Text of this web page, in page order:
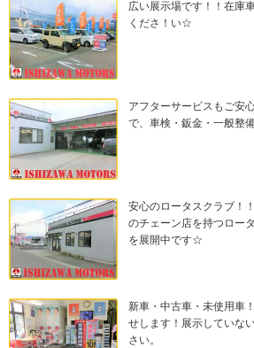
広い展示場です！！在庫
くださ！い☆
アフターサービスもご安
で、車検・鈑金・一般整
安心のロータスクラブ！
のチェーン店を持つロー
を展開中です☆
新車・中古車・未使用車
せします！展示していな
さい。